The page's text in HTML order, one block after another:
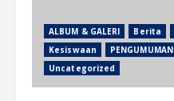
ALBUM & GALERI Berita
Kesiswaan
PENGUMUMAN
Uncategorized